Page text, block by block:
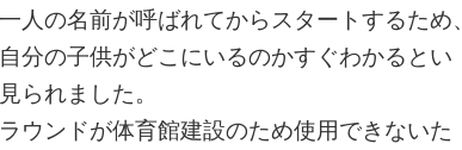
人の名前が呼ばれてからスタートするため、
分の子供がどこにいるのかすぐわかるとい
られました。
ウンドが体育館建設のため使用できないた